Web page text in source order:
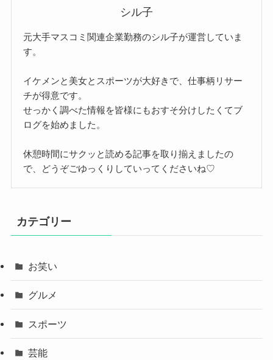
シル子
元大手マスコミ関連企業勤務のシル子が運営していま
す。
イケメンと美女とスポーツが大好きで、仕事柄リサー
チが得意です。
せっかく調べた情報を皆様にもおすそ分けしたくてブ
ログを始めました。
休憩時間にサクッと読める記事を取り揃えましたの
で、どうぞごゆっくりしていってくださいね♡
カテゴリー
お笑い
グルメ
スポーツ
芸能